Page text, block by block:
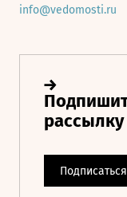
info@vedomosti.ru